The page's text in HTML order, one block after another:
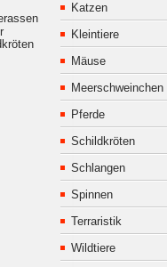
Katzen
Kleintiere
Mäuse
Meerschweinchen
Pferde
Schildkröten
Schlangen
Spinnen
Terraristik
Wildtiere